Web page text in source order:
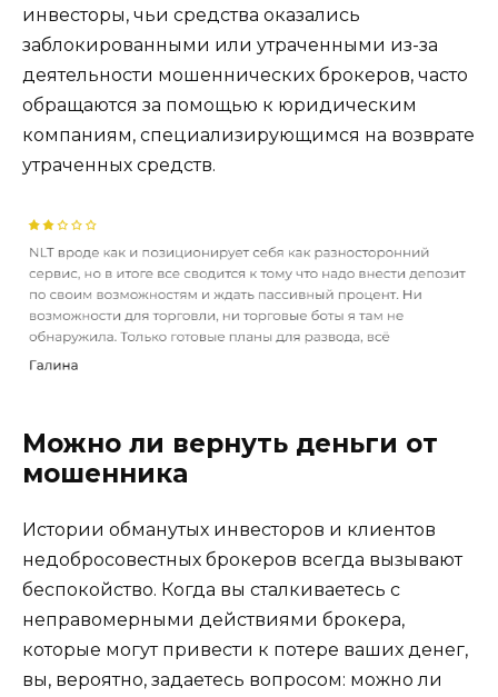
инвесторы, чьи средства оказались
заблокированными или утраченными из-за
деятельности мошеннических брокеров, часто
обращаются за помощью к юридическим
компаниям, специализирующимся на возврате
утраченных средств.
Можно ли вернуть деньги от
мошенника
Истории обманутых инвесторов и клиентов
недобросовестных брокеров всегда вызывают
беспокойство. Когда вы сталкиваетесь с
неправомерными действиями брокера,
которые могут привести к потере ваших денег,
вы, вероятно, задаетесь вопросом: можно ли